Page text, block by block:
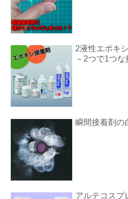
2液性エポキ
－2つで1つな
瞬間接着剤の
アルテコスプ